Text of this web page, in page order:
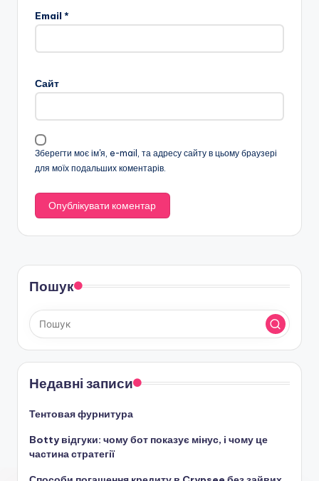
Email *
Сайт
Зберегти моє ім'я, e-mail, та адресу сайту в цьому браузері
для моїх подальших коментарів.
Пошук
Недавні записи
Тентовая фурнитура
Botty відгуки: чому бот показує мінус, і чому це
частина стратегії